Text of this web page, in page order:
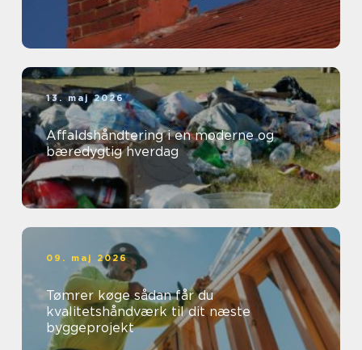
13. maj 2026
Affaldshåndtering i en moderne og
bæredygtig hverdag
09. maj 2026
Tømrer køge sådan får du
kvalitetshåndværk til dit næste
byggeprojekt